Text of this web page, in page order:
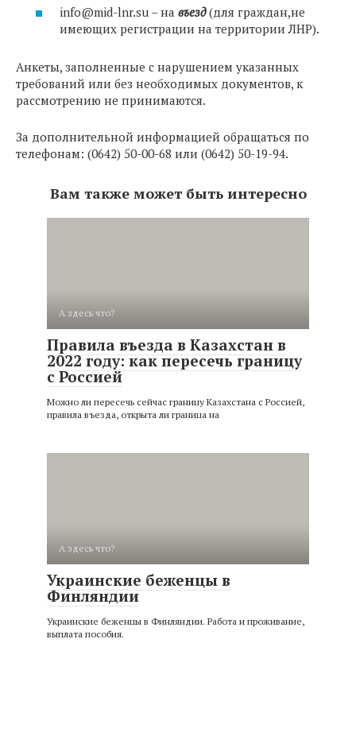
info@mid-lnr.su – на въезд (для граждан,не
имеющих регистрации на территории ЛНР).
Анкеты, заполненные с нарушением указанных
требований или без необходимых документов, к
рассмотрению не принимаются.
За дополнительной информацией обращаться по
телефонам: (0642) 50-00-68 или (0642) 50-19-94.
Вам также может быть интересно
А здесь что?
Правила въезда в Казахстан в
2022 году: как пересечь границу
с Россией
Можно ли пересечь сейчас границу Казахстана с Россией,
правила въезда, открыта ли граница на
А здесь что?
Украинские беженцы в
Финляндии
Украинские беженцы в Финляндии. Работа и проживание,
выплата пособия.